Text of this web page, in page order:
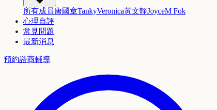
所有成員 唐國章TankyVeronica黃文靜JoyceM Fok
心理自評
常見問題
最新消息
預約諮商輔導